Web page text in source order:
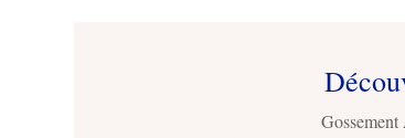
Gossement